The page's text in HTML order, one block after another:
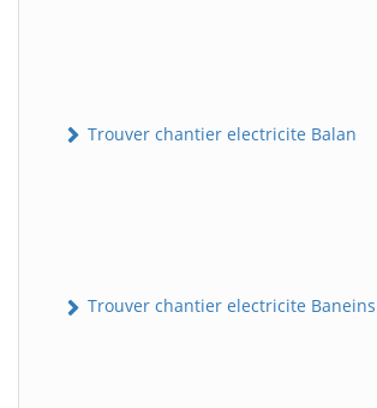
Trouver chantier electricite Balan
Trouver chantier electricite Baneins